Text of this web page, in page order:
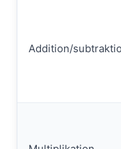
Addition/